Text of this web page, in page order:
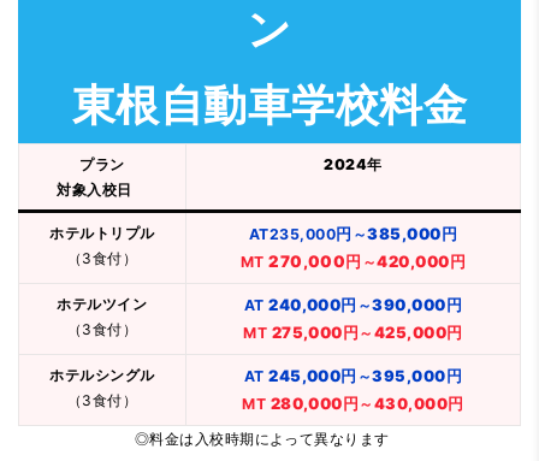
ン
東根自動車学校料金
プラン
対象入校日
2024年
ホテルトリプル
（3食付）
AT235,000円 ～385,000円
MT270,000円 ～420,000円
ホテルツイン
（3食付）
AT240,000円 ～390,000円
MT 275,000円 ～ 425,000円
ホテルシングル
（3食付）
AT245,000円 ～395,000円
MT 280,000円 ～ 430,000円
◎料金は入校時期によって異なります